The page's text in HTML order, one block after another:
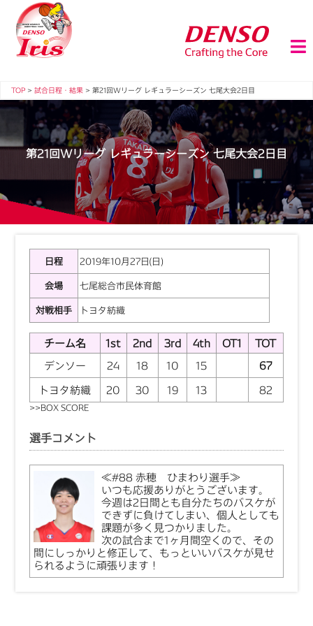
TOP > 試合日程・結果 > 第21回Wリーグ レギュラーシーズン 七尾大会2日目
第21回Wリーグ レギュラーシーズン 七尾大会2日目
日程
2019年10月27日(日)
会場
七尾総合市民体育館
対戦相手
トヨタ紡織
チーム名 1st 2nd 3rd 4th OT1
TOT
デンソー
24 18 10 15
67
トヨタ紡織
20 30 19 13 82
>>BOX SCORE
選手コメント
≪#88 赤穂 ひまわり選手≫
いつも応援ありがとうございます。
今週は2日間とも自分たちのバスケが
できずに負けてしまい、個人としても
課題が多く見つかりました。
次の試合まで1ヶ月間空くので、その
間にしっかりと修正して、もっといいバスケが見せ
られるように頑張ります！